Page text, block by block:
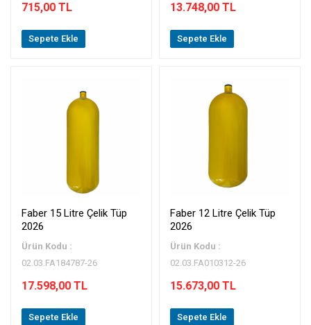
715,00 TL
Sepete Ekle
13.748,00 TL
Sepete Ekle
Faber 15 Litre Çelik Tüp
2026
Ürün Kodu :
02.03.FA184787-26
17.598,00 TL
Sepete Ekle
Faber 12 Litre Çelik Tüp
2026
Ürün Kodu :
02.03.FA010312-26
15.673,00 TL
Sepete Ekle